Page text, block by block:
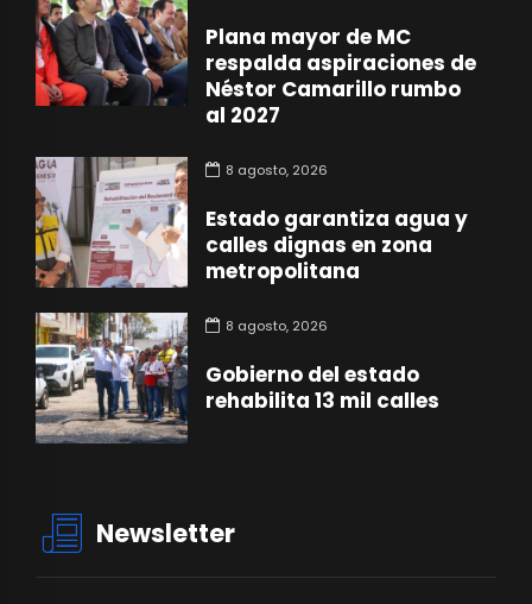
Plana mayor de MC
respalda aspiraciones de
Néstor Camarillo rumbo
al 2027
8 agosto, 2026
Estado garantiza agua y
calles dignas en zona
metropolitana
8 agosto, 2026
Gobierno del estado
rehabilita 13 mil calles
Newsletter